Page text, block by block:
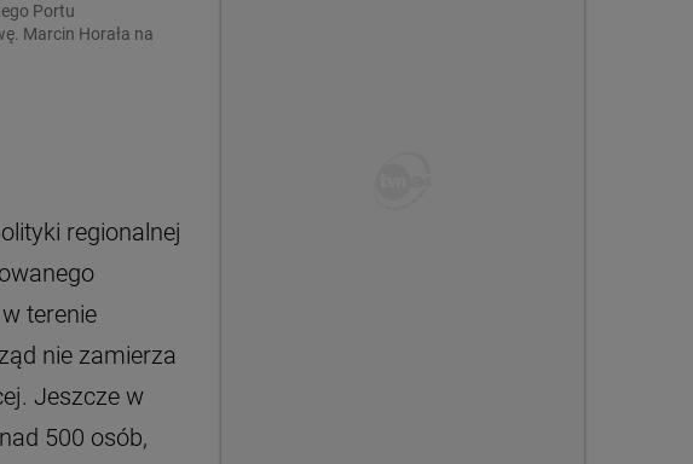
Portu
Marcin Horała na
regionalnej
terenie
nie zamierza
Jeszcze w
500 osób,